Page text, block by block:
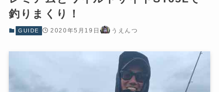
釣りまくり！
GUIDE 2020年5月19日 うえんつ